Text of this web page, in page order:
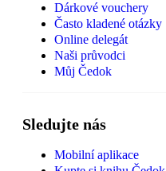
Dárkové vouchery
Často kladené otázky
Online delegát
Naši průvodci
Můj Čedok
Sledujte nás
Mobilní aplikace